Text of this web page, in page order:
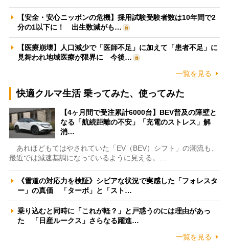
【安全・安心ニッポンの危機】採用試験受験者数は10年間で2
分の1以下に！ 出生数減がも…
【医療崩壊】人口減少で「医師不足」に加えて「患者不足」に
見舞われ地域医療が限界に 今後…
一覧を見る
快適クルマ生活 乗ってみた、使ってみた
【4ヶ月間で受注累計6000台】BEV普及の障壁と
なる「航続距離の不安」「充電のストレス」解
消…
あれほどもてはやされていた「EV（BEV）シフト」の潮流も、
最近では減速基調になっているように見える。…
《雪道の対応力を検証》シビアな状況で実感した「フォレスタ
ー」の真価 「ターボ」と「スト…
乗り込むと同時に「これが軽？」と戸惑うのには理由があっ
た 「日産ルークス」さらなる躍進…
一覧を見る